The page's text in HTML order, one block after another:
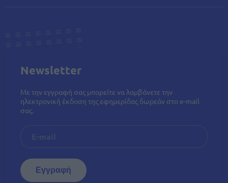
Newsletter
Με την εγγραφή σας μπορείτε να λαμβάνετε την
ηλεκτρονική έκδοση της εφημερίδας δωρεάν στο e-mail
σας.